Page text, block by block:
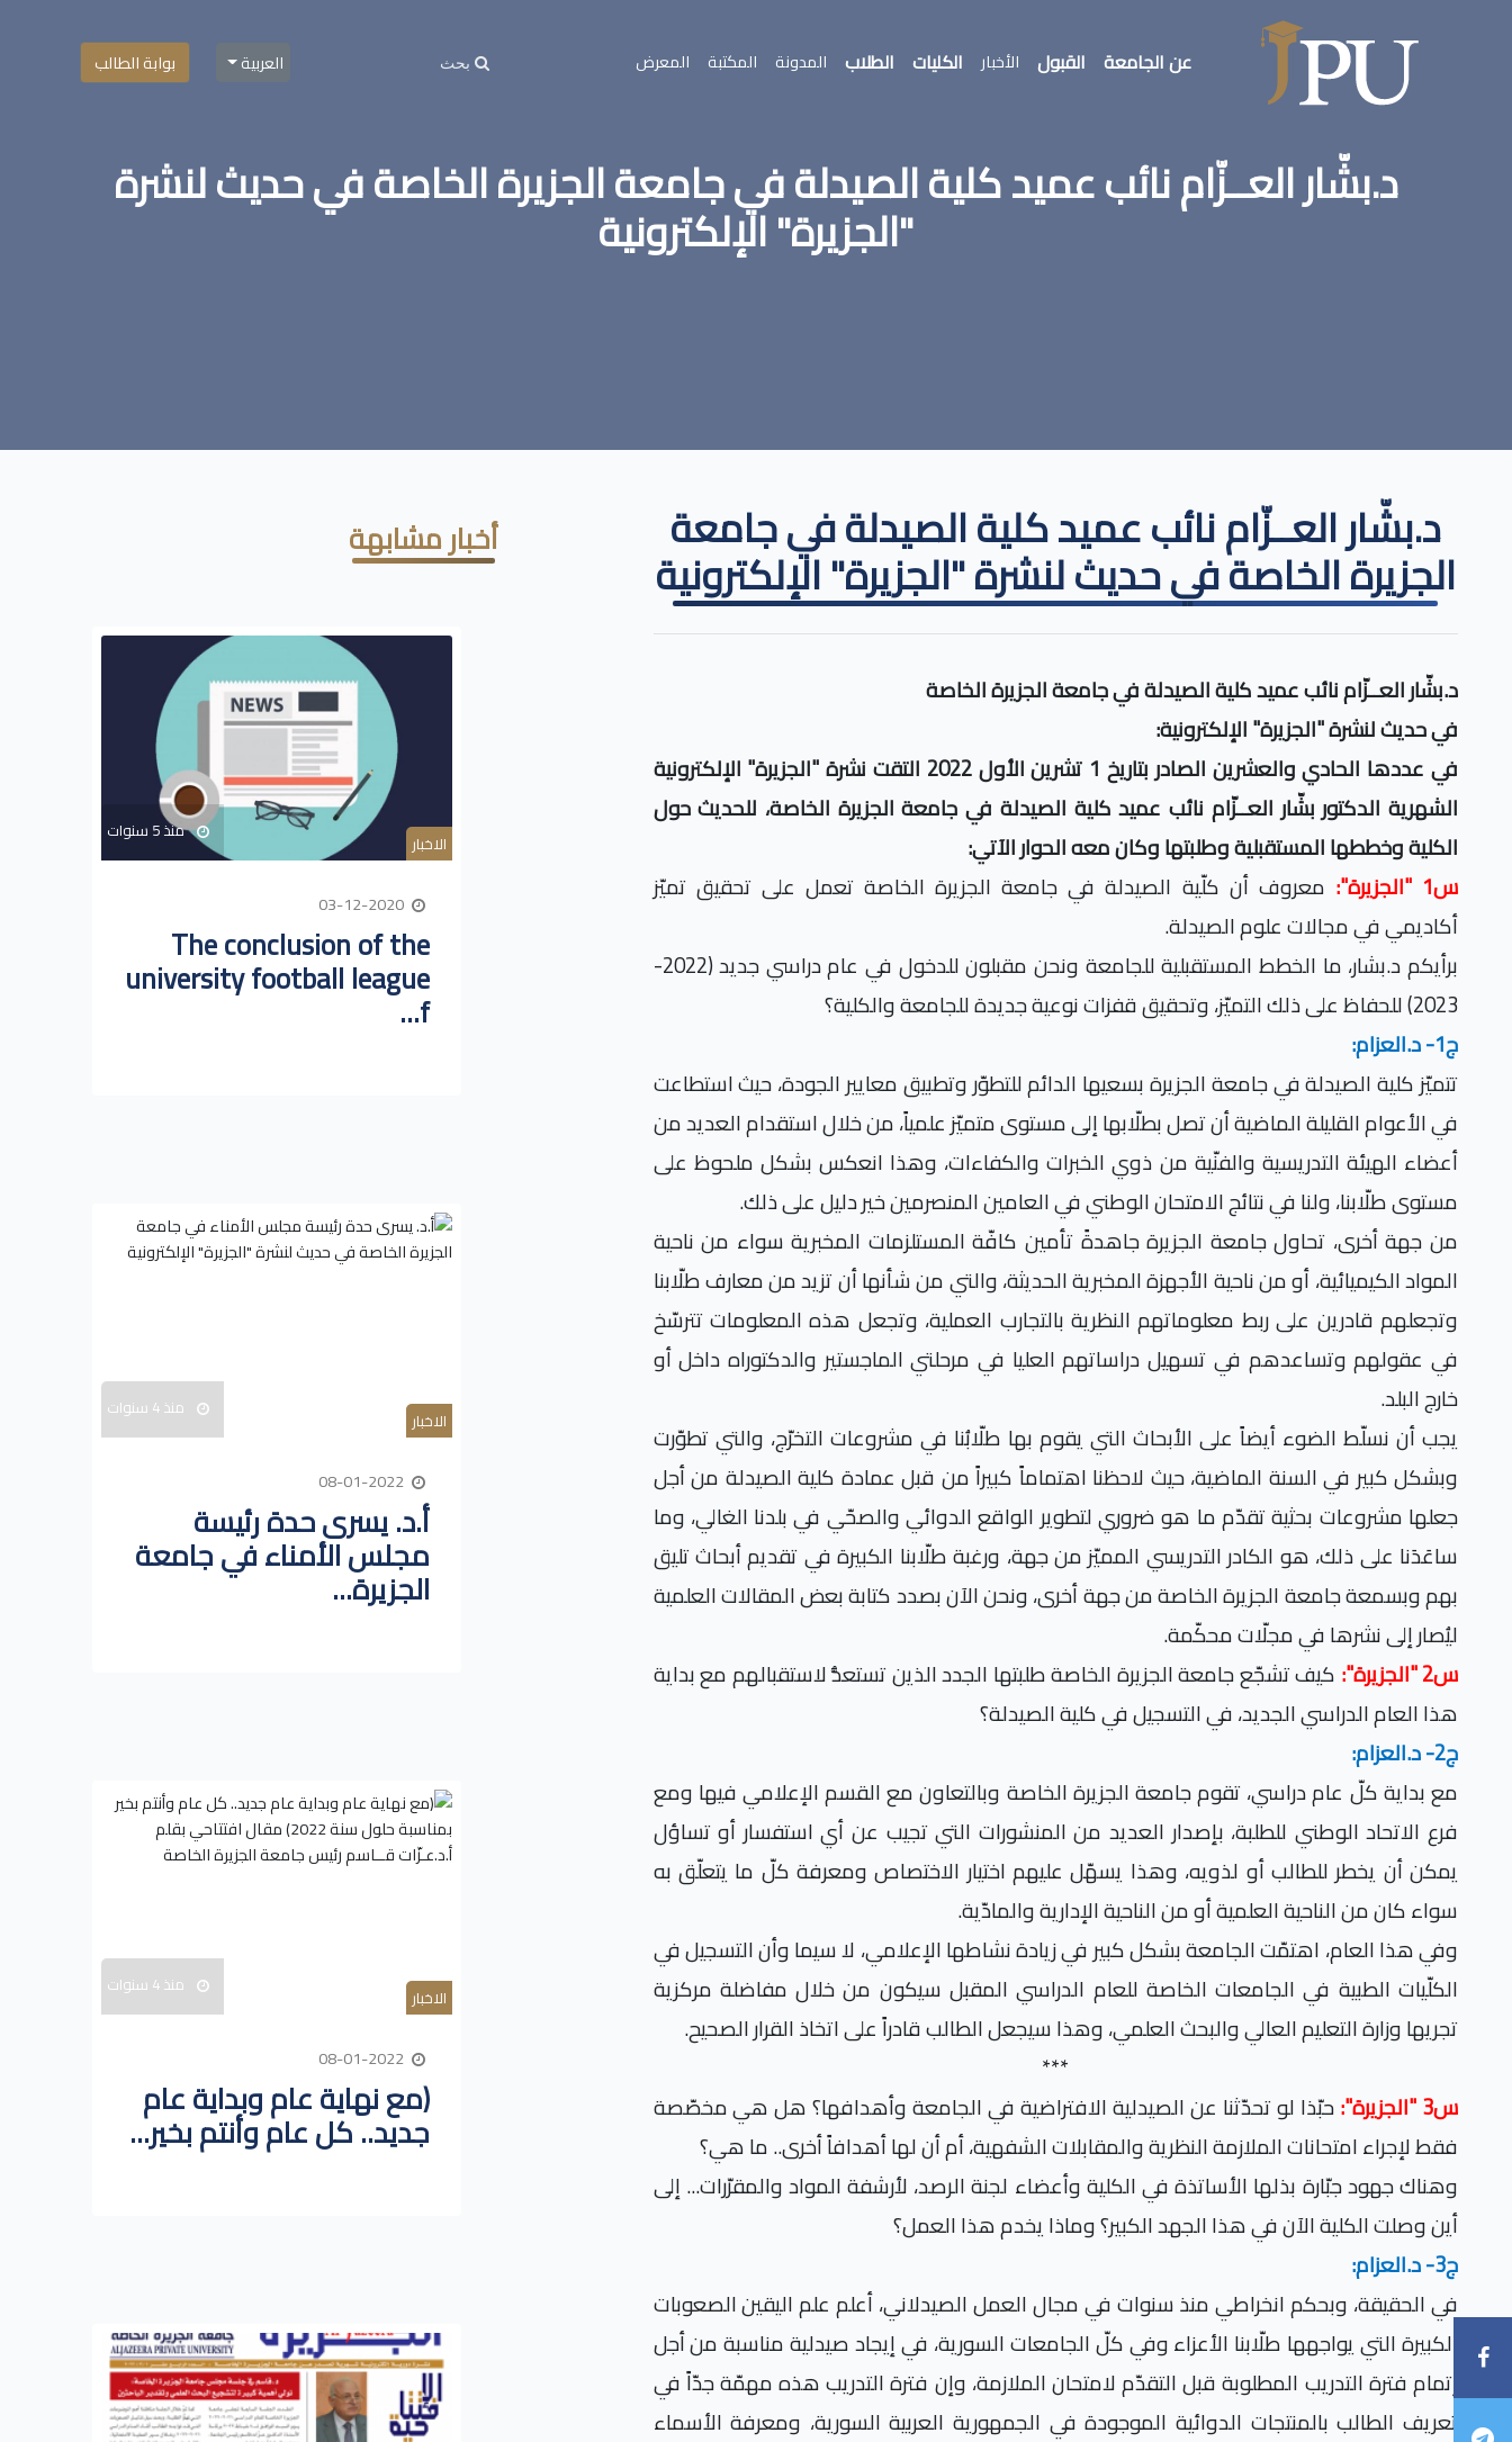
عن الجامعة القبول الأخبار الكليات الطلاب المدونة المكتبة المعرض العربية بوابة الطالب
د.بشّار العــزّام نائب عميد كلية الصيدلة في جامعة الجزيرة الخاصة في حديث لنشرة
"الجزيرة" الإلكترونية
د.بشّار العــزّام نائب عميد كلية الصيدلة في جامعة
الجزيرة الخاصة في حديث لنشرة "الجزيرة" الإلكترونية
د.بشّار العــزّام نائب عميد كلية الصيدلة في جامعة الجزيرة الخاصة
في حديث لنشرة "الجزيرة" الإلكترونية:
في عددها الحادي والعشرين الصادر بتاريخ 1 تشرين الأول 2022 التقت نشرة "الجزيرة" الإلكترونية
الشهرية الدكتور بشّار العــزّام نائب عميد كلية الصيدلة في جامعة الجزيرة الخاصة، للحديث حول
الكلية وخططها المستقبلية وطلبتها وكان معه الحوار الآتي:
س1 "الجزيرة":
معروف أن كلّية الصيدلة في جامعة الجزيرة الخاصة تعمل على تحقيق تميّز
أكاديمي في مجالات علوم الصيدلة.
برأيكم د.بشار، ما الخطط المستقبلية للجامعة ونحن مقبلون للدخول في عام دراسي جديد (2022-
2023) للحفاظ على ذلك التميّز، وتحقيق قفزات نوعية جديدة للجامعة والكلية؟
ج1- د.العزام:
تتميّز كلية الصيدلة في جامعة الجزيرة بسعيها الدائم للتطوّر وتطبيق معايير الجودة، حيث استطاعت
في الأعوام القليلة الماضية أن تصل بطلّابها إلى مستوى متميّز علمياً، من خلال استقدام العديد من
أعضاء الهيئة التدريسية والفنّية من ذوي الخبرات والكفاءات، وهذا انعكس بشكل ملحوظ على
مستوى طلّابنا، ولنا في نتائج الامتحان الوطني في العامين المنصرمين خير دليل على ذلك.
من جهة أخرى، تحاول جامعة الجزيرة جاهدةً تأمين كافّة المستلزمات المخبرية سواء من ناحية
المواد الكيميائية، أو من ناحية الأجهزة المخبرية الحديثة، والتي من شأنها أن تزيد من معارف طلّابنا
وتجعلهم قادرين على ربط معلوماتهم النظرية بالتجارب العملية، وتجعل هذه المعلومات تترسّخ
في عقولهم وتساعدهم في تسهيل دراساتهم العليا في مرحلتي الماجستير والدكتوراه داخل أو
خارج البلد.
يجب أن نسلّط الضوء أيضاً على الأبحاث التي يقوم بها طلّابُنا في مشروعات التخرّج، والتي تطوّرت
وبشكل كبير في السنة الماضية، حيث لاحظنا اهتماماً كبيراً من قبل عمادة كلية الصيدلة من أجل
جعلها مشروعات بحثية تقدّم ما هو ضروري لتطوير الواقع الدوائي والصحّي في بلدنا الغالي، وما
ساعَدَنا على ذلك، هو الكادر التدريسي المميّز من جهة، ورغبة طلّابنا الكبيرة في تقديم أبحاث تليق
بهم وبسمعة جامعة الجزيرة الخاصة من جهة أخرى، ونحن الآن بصدد كتابة بعض المقالات العلمية
ليُصار إلى نشرها في مجلّات محكّمة.
س2 "الجزيرة":
كيف تشجّع جامعة الجزيرة الخاصة طلبتها الجدد الذين تستعدُّ لاستقبالهم مع بداية
هذا العام الدراسي الجديد، في التسجيل في كلية الصيدلة؟
ج2- د.العزام:
مع بداية كلّ عام دراسي، تقوم جامعة الجزيرة الخاصة وبالتعاون مع القسم الإعلامي فيها ومع
فرع الاتحاد الوطني للطلبة، بإصدار العديد من المنشورات التي تجيب عن أي استفسار أو تساؤل
يمكن أن يخطر للطالب أو لذويه، وهذا يسهّل عليهم اختيار الاختصاص ومعرفة كلّ ما يتعلّق به
سواء كان من الناحية العلمية أو من الناحية الإدارية والمادّية.
وفي هذا العام، اهتمّت الجامعة بشكل كبير في زيادة نشاطها الإعلامي، لا سيما وأن التسجيل في
الكلّيات الطبية في الجامعات الخاصة للعام الدراسي المقبل سيكون من خلال مفاضلة مركزية
تجريها وزارة التعليم العالي والبحث العلمي، وهذا سيجعل الطالب قادراً على اتخاذ القرار الصحيح.
***
س3 "الجزيرة":
حبّذا لو تحدّثنا عن الصيدلية الافتراضية في الجامعة وأهدافها؟ هل هي مخصّصة
فقط لإجراء امتحانات الملازمة النظرية والمقابلات الشفهية، أم أن لها أهدافاً أخرى.. ما هي؟
وهناك جهود جبّارة بذلها الأساتذة في الكلية وأعضاء لجنة الرصد، لأرشفة المواد والمقرّرات... إلى
أين وصلت الكلية الآن في هذا الجهد الكبير؟ وماذا يخدم هذا العمل؟
ج3- د.العزام:
في الحقيقة، وبحكم انخراطي منذ سنوات في مجال العمل الصيدلاني، أعلم علم اليقين الصعوبات
الكبيرة التي يواجهها طلّابنا الأعزاء وفي كلّ الجامعات السورية، في إيجاد صيدلية مناسبة من أجل
إتمام فترة التدريب المطلوبة قبل التقدّم لامتحان الملازمة، وإن فترة التدريب هذه مهمّة جدّاً في
تعريف الطالب بالمنتجات الدوائية الموجودة في الجمهورية العربية السورية، ومعرفة الأسماء
أخبار مشابهة
الاخبار منذ 5 سنوات
The conclusion of the
university football league
f...
الاخبار منذ 4 سنوات
أ.د. يسرى حدة رئيسة
مجلس الأمناء في جامعة
الجزيرة...
الاخبار منذ 4 سنوات
(مع نهاية عام وبداية عام
جديد.. كل عام وأنتم بخير...